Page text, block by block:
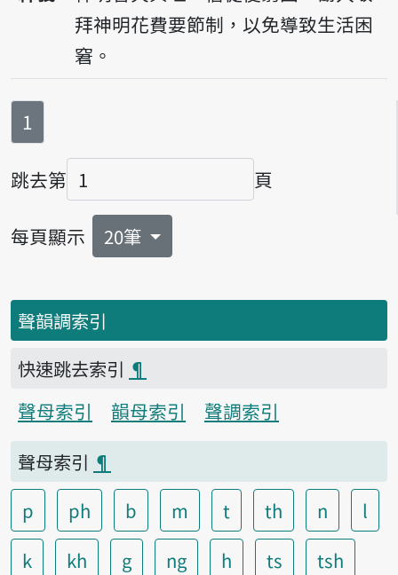
拜神明花費要節制，以免導致生活困
窘。
第
1
跳去第
頁碼
頁
每頁顯示 20筆
聲韻調索引
快速跳去索引 ¶
聲母索引
韻母索引
聲調索引
聲母索引 ¶
p
ph b m t th n
l
k
kh g ng h ts
tsh